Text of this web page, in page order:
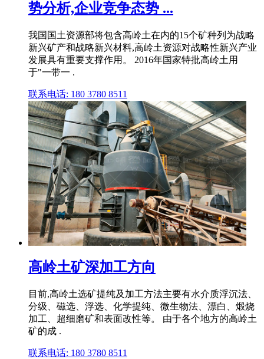
势分析,企业竞争态势 ...
我国国土资源部将包含高岭土在内的15个矿种列为战略
新兴矿产和战略新兴材料,高岭土资源对战略性新兴产业
发展具有重要支撑作用。 2016年国家特批高岭土用
于"一带一 .
联系电话: 180 3780 8511
高岭土矿深加工方向
目前,高岭土选矿提纯及加工方法主要有水介质浮沉法、
分级、磁选、浮选、化学提纯、微生物法、漂白、煅烧
加工、超细磨矿和表面改性等。 由于各个地方的高岭土
矿的成 .
联系电话: 180 3780 8511